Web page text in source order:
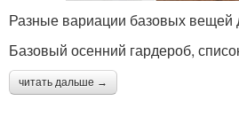
Разные вариации базовых вещей
Базовый осенний гардероб,
читать дальше →